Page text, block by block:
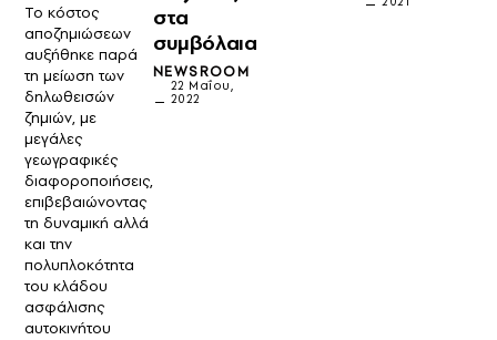
Το κόστος
αποζημιώσεων
αυξήθηκε παρά
τη μείωση των
δηλωθεισών
ζημιών, με
μεγάλες
γεωγραφικές
διαφοροποιήσεις,
επιβεβαιώνοντας
τη δυναμική αλλά
και την
πολυπλοκότητα
του κλάδου
ασφάλισης
αυτοκινήτου
στα
συμβόλαια
NEWSROOM
22 Μαΐου,
2022